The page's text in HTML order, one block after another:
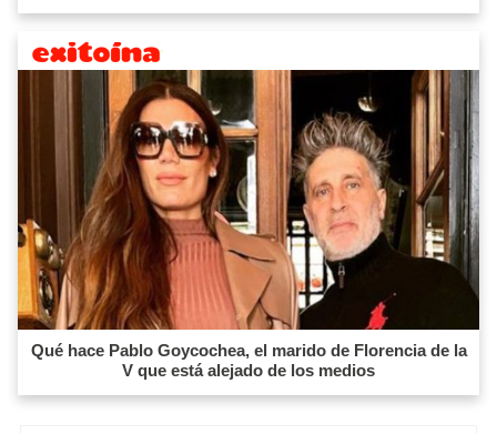
Qué hace Pablo Goycochea, el marido de Florencia de la
V que está alejado de los medios